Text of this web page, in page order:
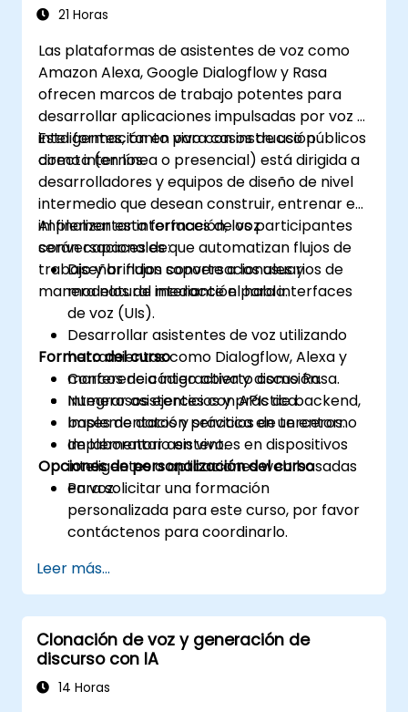
21 Horas
Las plataformas de asistentes de voz como
Amazon Alexa, Google Dialogflow y Rasa
ofrecen marcos de trabajo potentes para
desarrollar aplicaciones impulsadas por voz e
inteligentes, tanto para casos de uso públicos
como internos.
Esta formación en vivo con instrucción
directa (en línea o presencial) está dirigida a
desarrolladores y equipos de diseño de nivel
intermedio que desean construir, entrenar e
implementar interfaces de voz
conversacionales que automatizan flujos de
trabajo y brindan soporte a los usuarios de
manera natural mediante el habla.
Al finalizar esta formación, los participantes
serán capaces de:
Diseñar flujos conversacionales y
modelos de interacción para interfaces
de voz (UIs).
Desarrollar asistentes de voz utilizando
herramientas como Dialogflow, Alexa y
marcos de código abierto como Rasa.
Integrar asistentes con APIs de backend,
bases de datos y servicios de terceros.
Implementar asistentes en dispositivos
inteligentes o aplicaciones web basadas
en voz.
Formato del curso
Conferencia interactiva y discusión.
Numerosos ejercicios y práctica.
Implementación práctica en un entorno
de laboratorio en vivo.
Opciones de personalización del curso
Para solicitar una formación
personalizada para este curso, por favor
contáctenos para coordinarlo.
Leer más...
Clonación de voz y generación de
discurso con IA
14 Horas